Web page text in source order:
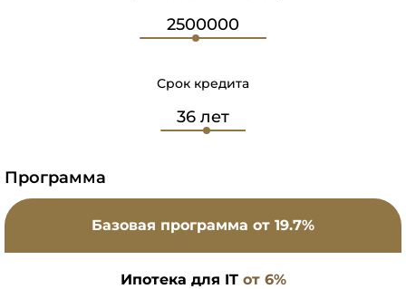
Срок кредита
Программа
Базовая программа от 19.7%
Ипотека для IT от 6%